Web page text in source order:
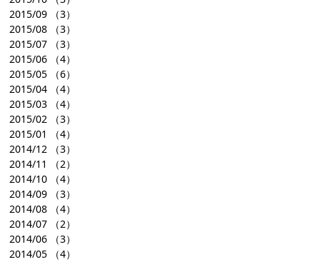
2015/09 （3）
2015/08 （3）
2015/07 （3）
2015/06 （4）
2015/05 （6）
2015/04 （4）
2015/03 （4）
2015/02 （3）
2015/01
（4）
2014/12 （3）
2014/11
（2）
2014/10 （4）
2014/09 （3）
2014/08 （4）
2014/07 （2）
2014/06 （3）
2014/05 （4）